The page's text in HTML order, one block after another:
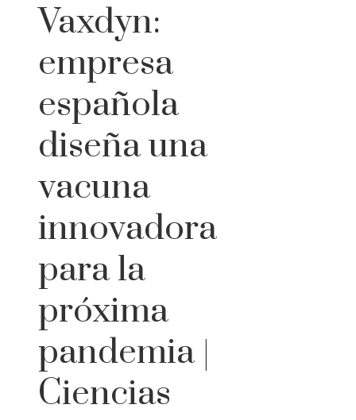
Vaxdyn:
empresa
española
diseña una
vacuna
innovadora
para la
próxima
pandemia |
Ciencias